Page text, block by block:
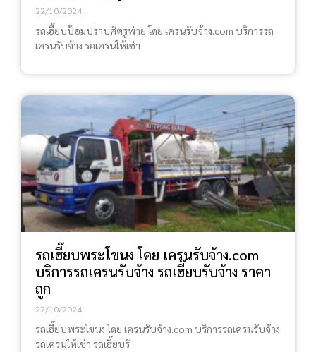
22/10/2024
รถเฮี๊ยบป้อมปราบศัตรูพ่าย โดย เครนรับจ้าง.com บริการรถ
เครนรับจ้าง รถเครนให้เช่า
รถเฮี๊ยบพระโขนง โดย เครนรับจ้าง.com
บริการรถเครนรับจ้าง รถเฮี๊ยบรับจ้าง ราคา
ถูก
22/10/2024
รถเฮี๊ยบพระโขนง โดย เครนรับจ้าง.com บริการรถเครนรับจ้าง
รถเครนให้เช่า รถเฮี๊ยบรั